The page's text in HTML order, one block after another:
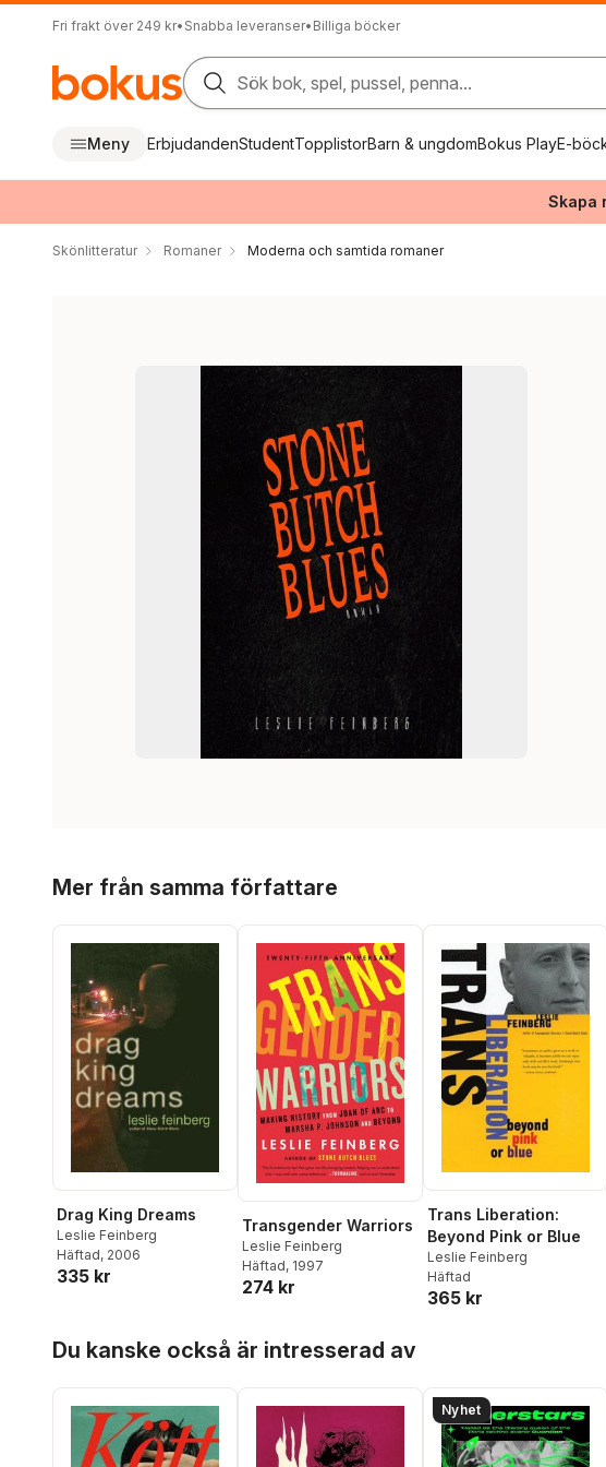
Fri frakt över 249 kr• Snabba leveranser• Billiga böcker
Sök bok, spel, pussel, penna...
Meny ErbjudandenStudentTopplistorBarn & ungdomBokus PlayE-
Skapa
Skönlitteratur Romaner Moderna och samtida romaner
Mer från samma författare
Drag King Dreams
Leslie Feinberg
Häftad, 2006
335 kr
Transgender Warriors
Leslie Feinberg
Häftad, 1997
274 kr
Trans Liberation:
Beyond Pink or Blue
Leslie Feinberg
Häftad
365 kr
Du kanske också är intresserad av
Nyhet